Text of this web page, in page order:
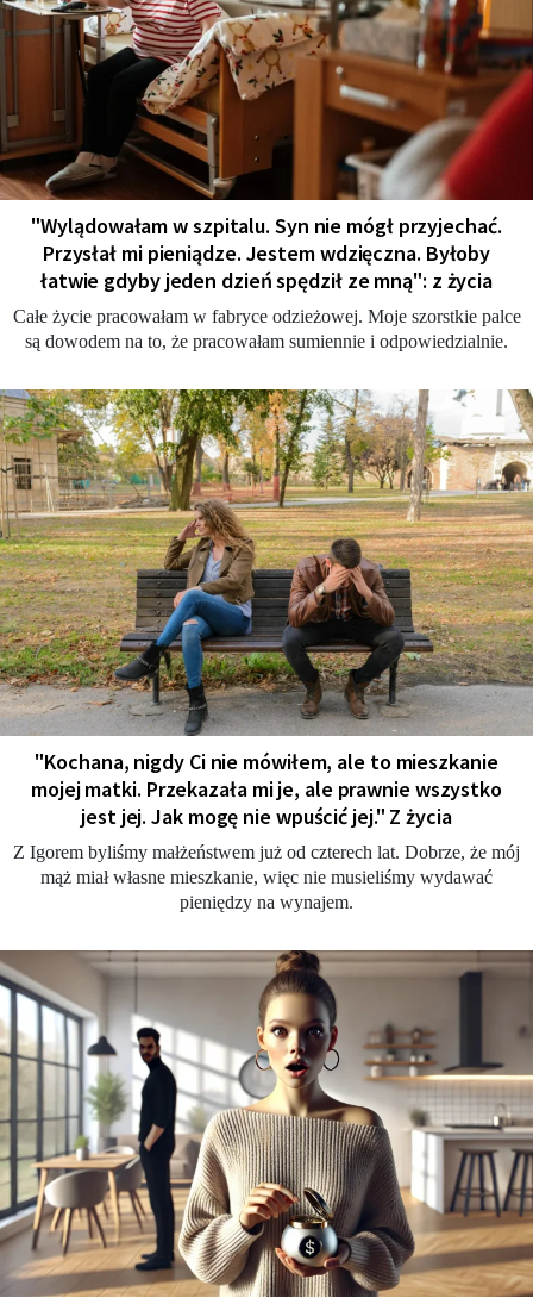
"Wylądowałam w szpitalu. Syn nie mógł przyjechać.
Przysłał mi pieniądze. Jestem wdzięczna. Byłoby
łatwie gdyby jeden dzień spędził ze mną": z życia
Całe życie pracowałam w fabryce odzieżowej. Moje szorstkie palce
są dowodem na to, że pracowałam sumiennie i odpowiedzialnie.
"Kochana, nigdy Ci nie mówiłem, ale to mieszkanie
mojej matki. Przekazała mi je, ale prawnie wszystko
jest jej. Jak mogę nie wpuścić jej." Z życia
Z Igorem byliśmy małżeństwem już od czterech lat. Dobrze, że mój
mąż miał własne mieszkanie, więc nie musieliśmy wydawać
pieniędzy na wynajem.